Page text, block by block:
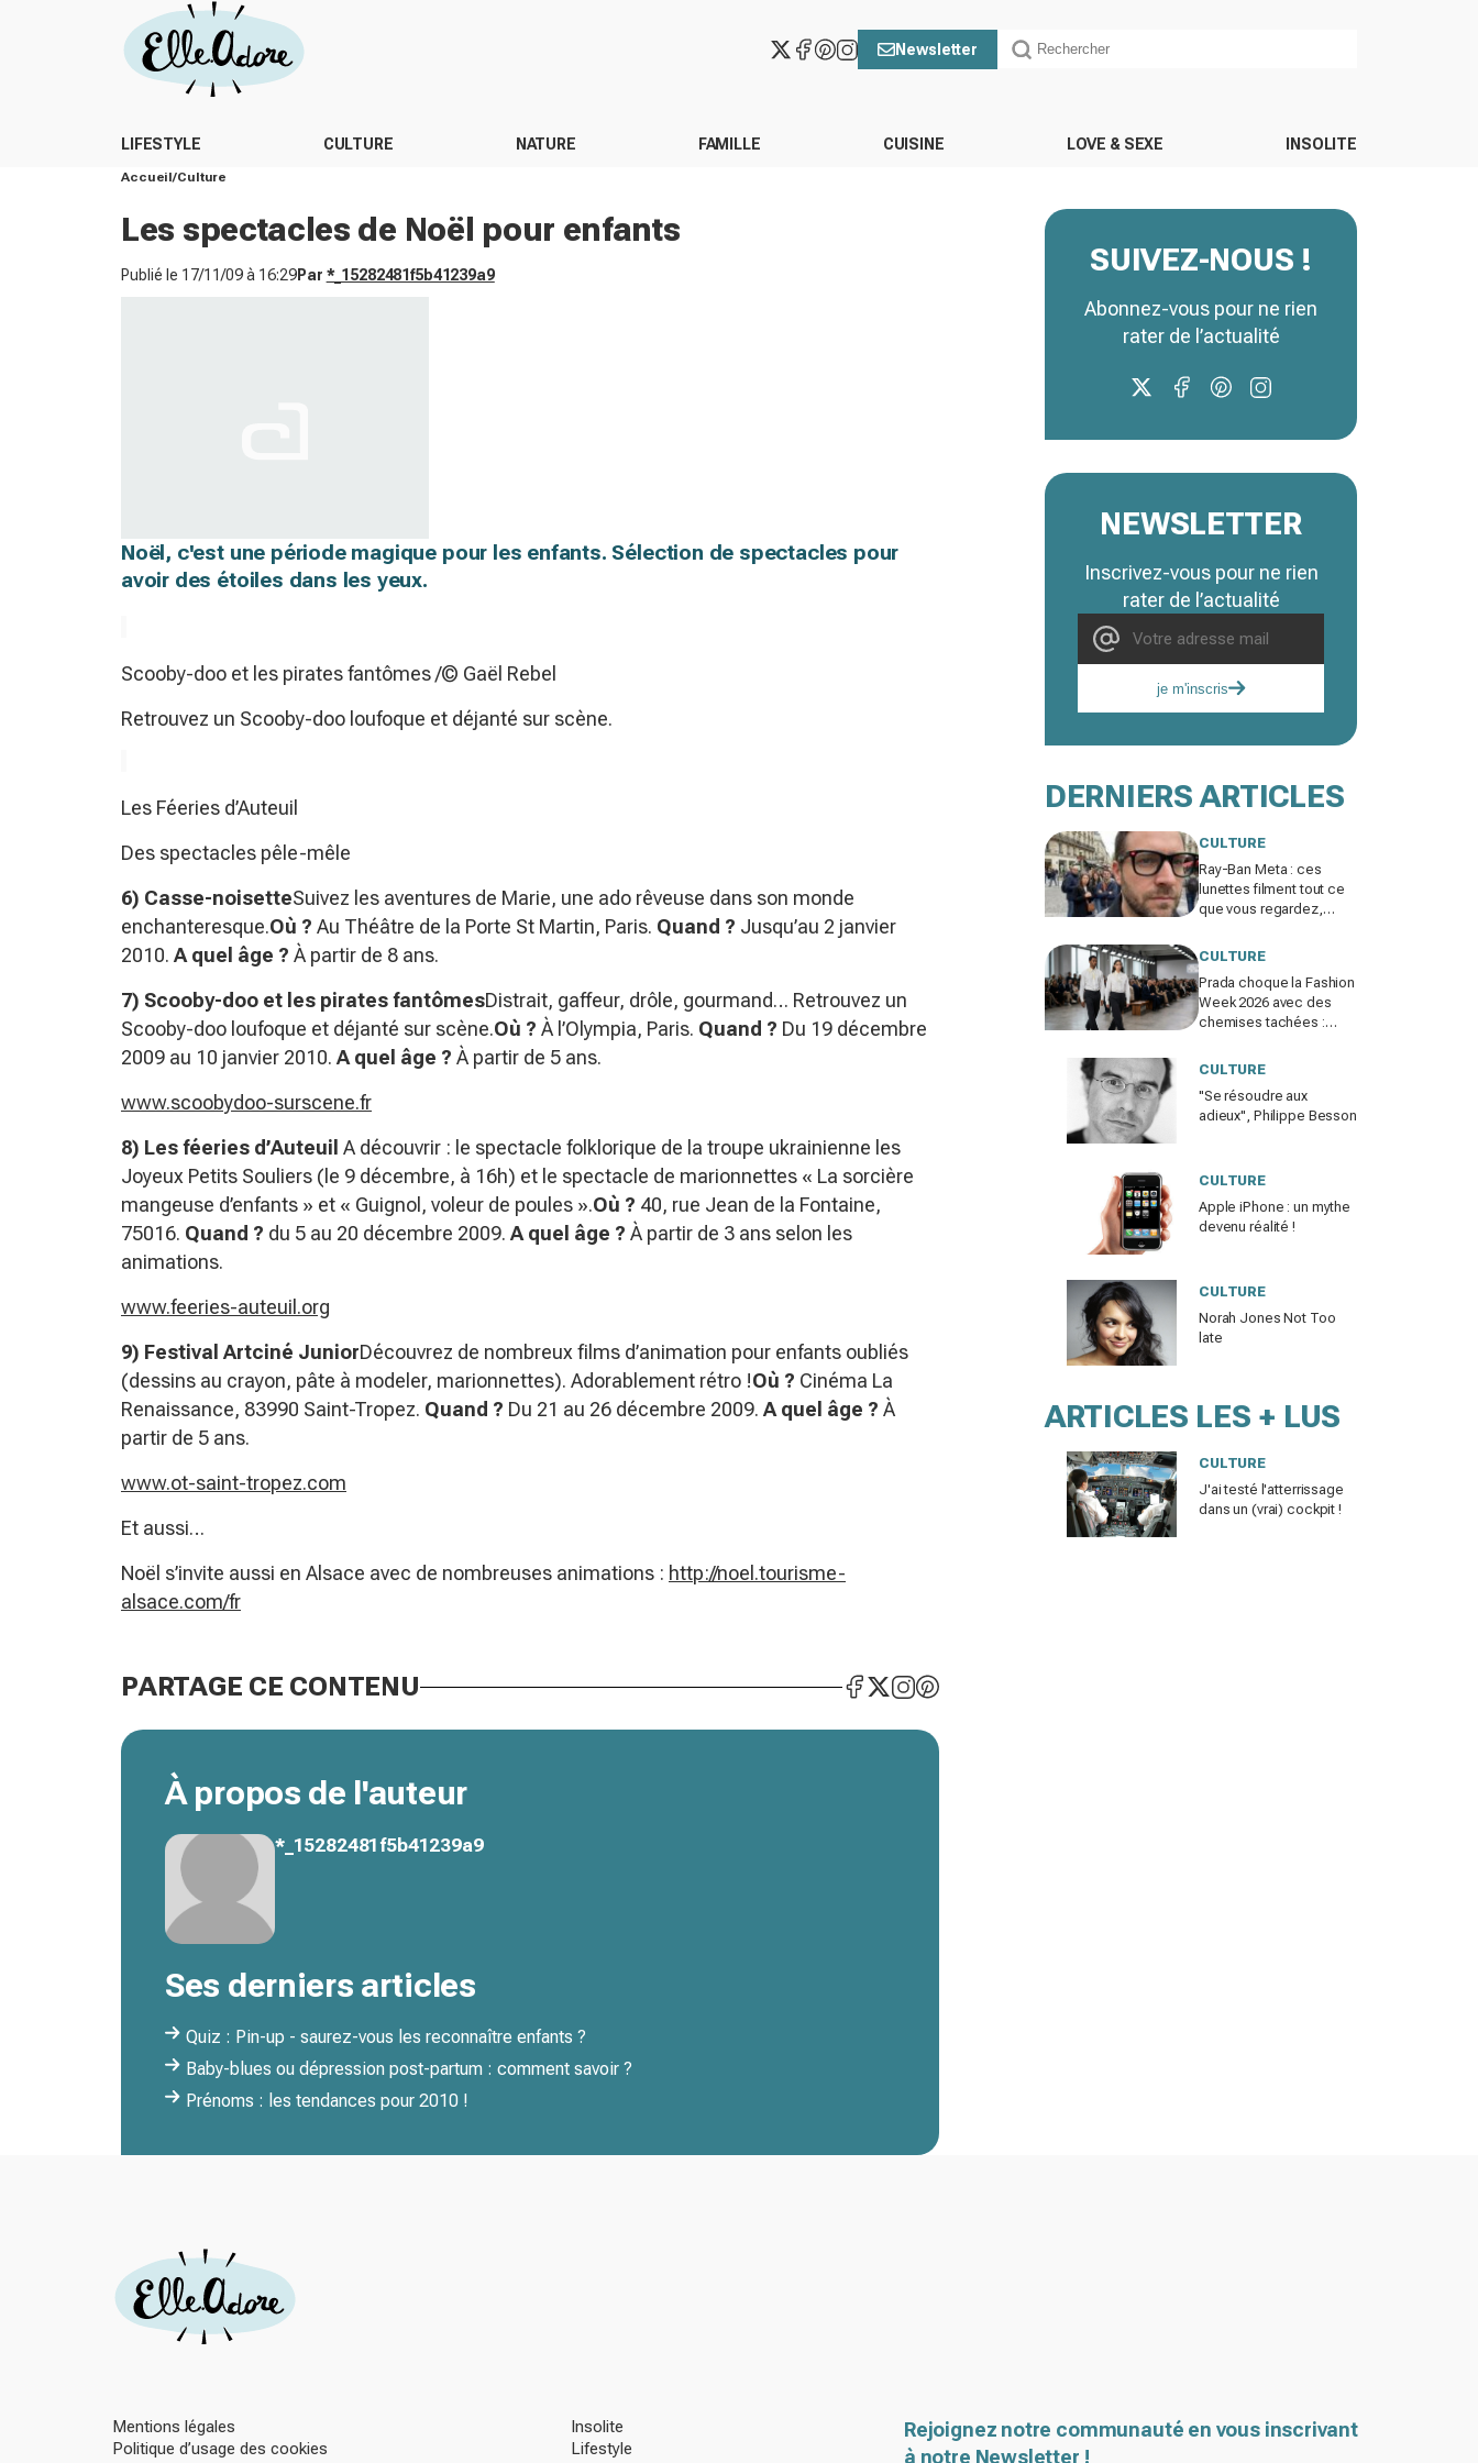
Newsletter
LIFESTYLE CULTURE NATURE FAMILLE CUISINE LOVE & SEXE INSOLITE
Accueil Culture
Les spectacles de Noël pour enfants
Publié le 17/11/09 à 16:29Par *_15282481f5b41239a9
Noël, c'est une période magique pour les enfants. Sélection de spectacles pour
avoir des étoiles dans les yeux.
Scooby-doo et les pirates fantômes /© Gaël Rebel
Retrouvez un Scooby-doo loufoque et déjanté sur scène.
Les Féeries d’Auteuil
Des spectacles pêle-mêle
6) Casse-noisetteSuivez les aventures de Marie, une ado rêveuse dans son monde
enchanteresque.Où ? Au Théâtre de la Porte St Martin, Paris. Quand ? Jusqu’au 2 janvier
2010. A quel âge ? À partir de 8 ans.
7) Scooby-doo et les pirates fantômesDistrait, gaffeur, drôle, gourmand… Retrouvez un
Scooby-doo loufoque et déjanté sur scène.Où ? À l’Olympia, Paris. Quand ? Du 19 décembre
2009 au 10 janvier 2010. A quel âge ? À partir de 5 ans.
www.scoobydoo-surscene.fr
8) Les féeries d’Auteuil A découvrir : le spectacle folklorique de la troupe ukrainienne les
Joyeux Petits Souliers (le 9 décembre, à 16h) et le spectacle de marionnettes « La sorcière
mangeuse d’enfants » et « Guignol, voleur de poules ».Où ? 40, rue Jean de la Fontaine,
75016. Quand ? du 5 au 20 décembre 2009. A quel âge ? À partir de 3 ans selon les
animations.
www.feeries-auteuil.org
9) Festival Artciné JuniorDécouvrez de nombreux films d’animation pour enfants oubliés
(dessins au crayon, pâte à modeler, marionnettes). Adorablement rétro !Où ? Cinéma La
Renaissance, 83990 Saint-Tropez. Quand ? Du 21 au 26 décembre 2009. A quel âge ? À
partir de 5 ans.
www.ot-saint-tropez.com
Et aussi…
Noël s’invite aussi en Alsace avec de nombreuses animations : http://noel.tourisme-
alsace.com/fr
PARTAGE CE CONTENU
À propos de l'auteur
*_15282481f5b41239a9
Ses derniers articles
Quiz : Pin-up - saurez-vous les reconnaître enfants ?
Baby-blues ou dépression post-partum : comment savoir ?
Prénoms : les tendances pour 2010 !
SUIVEZ-NOUS !
Abonnez-vous pour ne rien
rater de l’actualité
NEWSLETTER
Inscrivez-vous pour ne rien
rater de l’actualité
je m'inscris
DERNIERS ARTICLES
CULTURE
Ray-Ban Meta : ces
lunettes filment tout ce
que vous regardez,
atteinte à la vie privée ?
CULTURE
Prada choque la Fashion
Week 2026 avec des
chemises tachées :
manifeste assumé ?
CULTURE
"Se résoudre aux
adieux", Philippe Besson
CULTURE
Apple iPhone : un mythe
devenu réalité !
CULTURE
Norah Jones Not Too
late
ARTICLES LES + LUS
CULTURE
J'ai testé l'atterrissage
dans un (vrai) cockpit !
Mentions légales
Politique d’usage des cookies
Insolite
Lifestyle
Rejoignez notre communauté en vous inscrivant
à notre Newsletter !